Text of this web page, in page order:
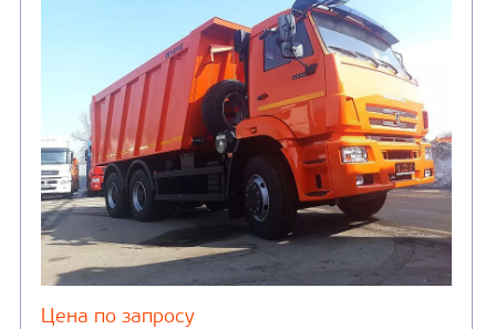
ГРУЗОВЫЕ АВТОМОБИЛИ
Бортовые автомобили
Самосвалы (8)
Седельные тягачи
Автофургоны(2)
аэродромные
Автоцистерны для
сжиженного
газа(4)
Нефтепромысловые
ПОДЪЕМНО-
ТРАНСПОРТНАЯ
Автокраны(3)